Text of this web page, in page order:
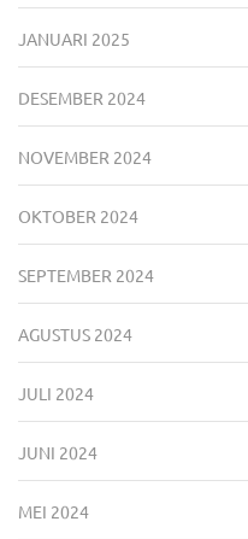
JANUARI 2025
DESEMBER 2024
NOVEMBER 2024
OKTOBER 2024
SEPTEMBER 2024
AGUSTUS 2024
JULI 2024
JUNI 2024
MEI 2024